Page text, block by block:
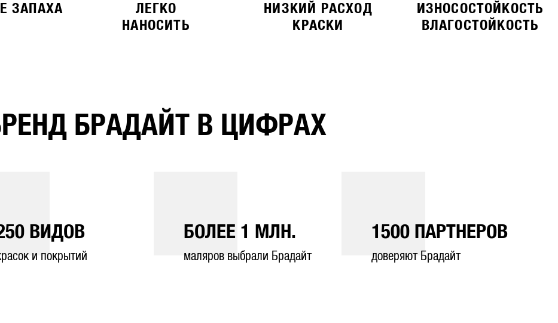
ЗАПАХА
ЛЕГКО
НАНОСИТЬ
НИЗКИЙ РАСХОД
КРАСКИ
ИЗНОСОСТОЙКОСТЬ
ВЛАГОСТОЙКОСТЬ
БРАДАЙТ В ЦИФРАХ
ВИДОВ
и покрытий
БОЛЕЕ 1 МЛН.
маляров выбрали Брадайт
1500 ПАРТНЕРОВ
доверяют Брадайт